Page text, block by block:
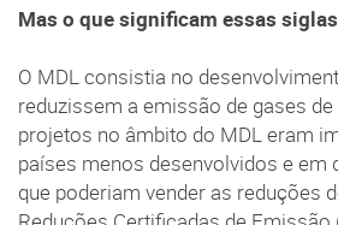
Mas o que significam essas
O MDL consistia no
reduzissem a emissão de gases
projetos no âmbito do MDL eram
países menos desenvolvidos e em
que poderiam vender as reduções